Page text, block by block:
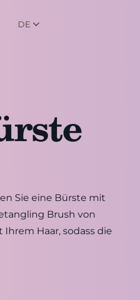
DE NL
Sie eine Bürste mit
Brush von
Haar, sodass die